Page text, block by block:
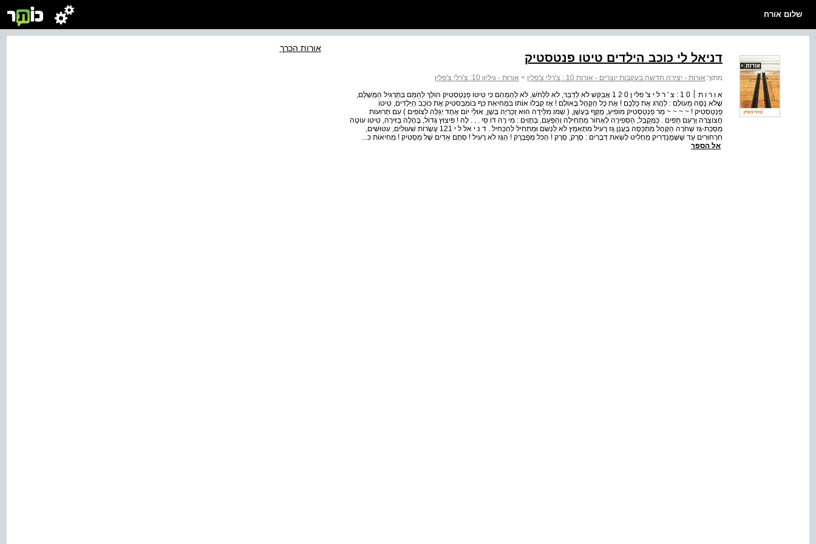
שלום אורח
דניאל לי כוכב הילדים טיטו פנטסטיק
מתוך:אורות - יצירה חדשה בעקבות יוצרים - אורות 10 : צ'רלי צ'פלין > אורות - גיליון 10: צ'רלי צ'פלין
א ו ר ו ת ׀ 0 1 : צ ' ר ל י צ' פלי ן 0 2 1 אֲבַקֵּשׁ לֹא לְדַבֵּר, לֹא לִלְחֹשׁ, לֹא לְהַמְהֵם כִּי טִיטוֹ פַנְטַסְטִיק הוֹלֵךְ לְהַמֵּם בְּתַרְגִּיל הַמֻּשְׁלָם,
שֶׁלֹּא נֻסָּה מֵעוֹלָם : לַהֲרֹג אֶת כֻּלְּכֶם ! אֶת כָּל הַקָּהָל בָּאוּלָם ! אָז קַבְּלוּ אוֹתוֹ בִּמְחִיאַת כַּף בּוֹמְבַּסטִיק אֶת כּוֹכַב הַיְּלָדִים, טִיטוֹ
פַנְטַסְטִיק ! ~ ~ ~ ~ מַר פַנְטַסְטִיק מוֹפִיעַ, מֻקָּף בְּעָשָׁן, ( שְׁמוֹ מִלֵּידָה הוּא זְכַרְיָה בָּשָׁן, אוּלַי יוֹם אֶחָד יְגַלֶּה לַצּוֹפִים ) עִם תְּרוּעוֹת
חֲצוֹצְרָה וְרַעַם תֻּפִּים . כַּמְּקֻבָּל, הַסְּפִירָה לְאָחוֹר מַתְחִילָה וְהַפַּעַם, בְּתָוִים : מִי רֶה דּוֹ סִי . . . לָהּ ! פִּיצוּץ גָּדוֹל, בֶּהָלָה בַּזִּירָה, טִיטוֹ עוֹטֶה
מַסֵּכַת-גָּז שְׁחֹרָה הַקָּהָל מִתְכַּסֶּה בְּעֲנַן גָּז רָעִיל מִתְאַמֵּץ לֹא לִנְשֹׁם וּמַתְחִיל לְהַכְחִיל . ד נ י אל ל י 121 עֶשְׂרוֹת שִׁעוּלִים, עִטּוּשִׁים,
חִרְחוּרִים עַד שֶׁשְּׁמֶנְדְּרִיק מַחְלִיט לָשֵׂאת דְּבָרִים : סְרָק, סְרָק ! הַכֹּל מְפֻבְּרָק ! הַגָּז לֹא רָעִיל ! סְתָם אֵדִים שֶׁל מַסְטִיק ! מְחִיאוֹת כ...
אל הספר
אורות הכרך